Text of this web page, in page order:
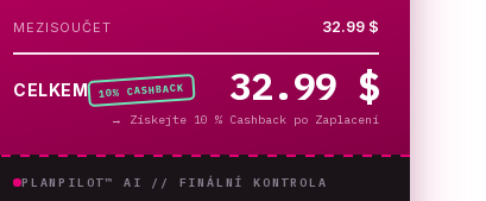
MEZISOUČET 32.99 $
CELKEM 10% CASHBACK 32.99 $
→ Získejte 10 % Cashback po Zaplacení
PLANPILOT™ AI // FINÁLNÍ KONTROLA